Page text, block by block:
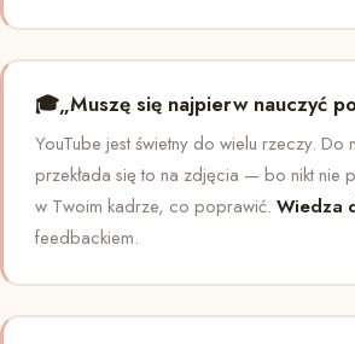
🎓„Muszę się najpierw nauczyć
YouTube jest świetny do wielu rzeczy.
przekłada się to na zdjęcia — bo nikt nie
w Twoim kadrze, co poprawić. Wiedza
feedbackiem.